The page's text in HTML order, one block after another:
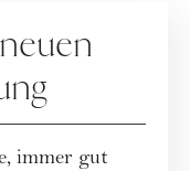
immer gut